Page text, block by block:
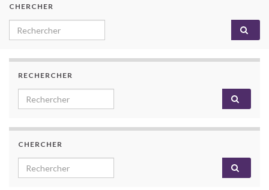
CHERCHER
Search for:
RECHERCHER
Search for:
CHERCHER
Search for: